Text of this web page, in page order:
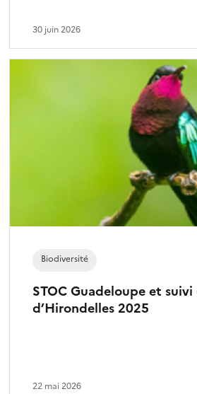
30 juin 2026
STOC Guadeloupe et
d’Hirondelles 2025
Biodiversité
22 mai 2026